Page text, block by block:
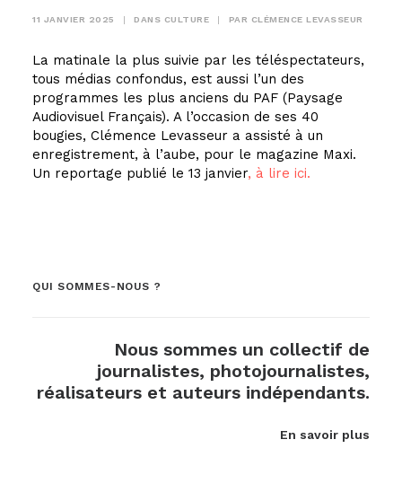
11 JANVIER 2025 | DANS CULTURE | PAR CLÉMENCE LEVASSEUR
La matinale la plus suivie par les téléspectateurs,
tous médias confondus, est aussi l’un des
programmes les plus anciens du PAF (Paysage
Audiovisuel Français). A l’occasion de ses 40
bougies, Clémence Levasseur a assisté à un
enregistrement, à l’aube, pour le magazine Maxi.
Un reportage publié le 13 janvier, à lire ici.
QUI SOMMES-NOUS ?
Nous sommes un collectif de
journalistes, photojournalistes,
réalisateurs et auteurs indépendants.
En savoir plus